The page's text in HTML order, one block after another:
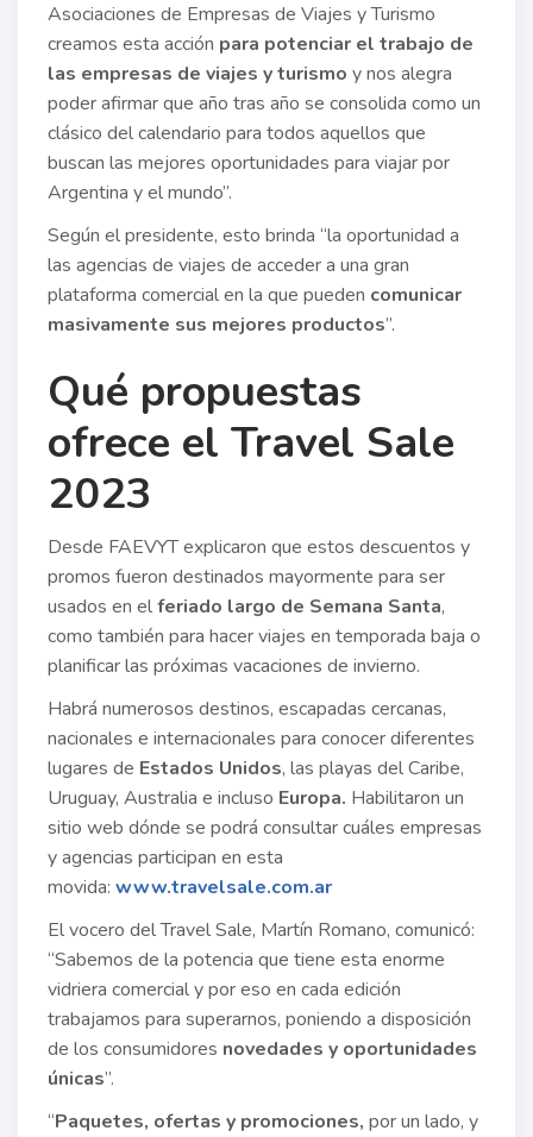
Asociaciones de Empresas de Viajes y Turismo
creamos esta acción para potenciar el trabajo de
las empresas de viajes y turismo y nos alegra
poder afirmar que año tras año se consolida como un
clásico del calendario para todos aquellos que
buscan las mejores oportunidades para viajar por
Argentina y el mundo”.
Según el presidente, esto brinda “la oportunidad a
las agencias de viajes de acceder a una gran
plataforma comercial en la que pueden comunicar
masivamente sus mejores productos”.
Qué propuestas
ofrece el Travel Sale
2023
Desde FAEVYT explicaron que estos descuentos y
promos fueron destinados mayormente para ser
usados en elferiado largo de Semana Santa,
como también para hacer viajes en temporada baja o
planificar las próximas vacaciones de invierno.
Habrá numerosos destinos, escapadas cercanas,
nacionales e internacionales para conocer diferentes
lugares de Estados Unidos, las playas del Caribe,
Uruguay, Australia e incluso Europa. Habilitaron un
sitio web dónde se podrá consultar cuáles empresas
y agencias participan en esta
movida: www.travelsale.com.ar
El vocero del Travel Sale, Martín Romano, comunicó:
“Sabemos de la potencia que tiene esta enorme
vidriera comercial y por eso en cada edición
trabajamos para superarnos, poniendo a disposición
de los consumidores novedades y oportunidades
únicas”.
“Paquetes, ofertas y promociones, por un lado, y